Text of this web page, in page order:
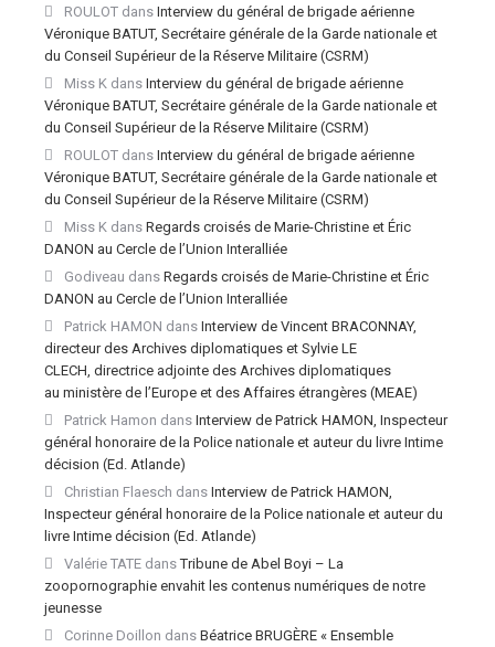
ROULOT dans Interview du général de brigade aérienne
Véronique BATUT, Secrétaire générale de la Garde nationale et
du Conseil Supérieur de la Réserve Militaire (CSRM)
Miss K dans Interview du général de brigade aérienne
Véronique BATUT, Secrétaire générale de la Garde nationale et
du Conseil Supérieur de la Réserve Militaire (CSRM)
ROULOT dans Interview du général de brigade aérienne
Véronique BATUT, Secrétaire générale de la Garde nationale et
du Conseil Supérieur de la Réserve Militaire (CSRM)
Miss K dans Regards croisés de Marie-Christine et Éric
DANON au Cercle de l’Union Interalliée
Godiveau dans Regards croisés de Marie-Christine et Éric
DANON au Cercle de l’Union Interalliée
Patrick HAMON dans Interview de Vincent BRACONNAY,
directeur des Archives diplomatiques et Sylvie LE
CLECH, directrice adjointe des Archives diplomatiques
au ministère de l’Europe et des Affaires étrangères (MEAE)
Patrick Hamon dans Interview de Patrick HAMON, Inspecteur
général honoraire de la Police nationale et auteur du livre Intime
décision (Ed. Atlande)
Christian Flaesch dans Interview de Patrick HAMON,
Inspecteur général honoraire de la Police nationale et auteur du
livre Intime décision (Ed. Atlande)
Valérie TATE dansTribune de Abel Boyi – La
zoopornographie envahit les contenus numériques de notre
jeunesse
Corinne Doillon dans Béatrice BRUGÈRE « Ensemble